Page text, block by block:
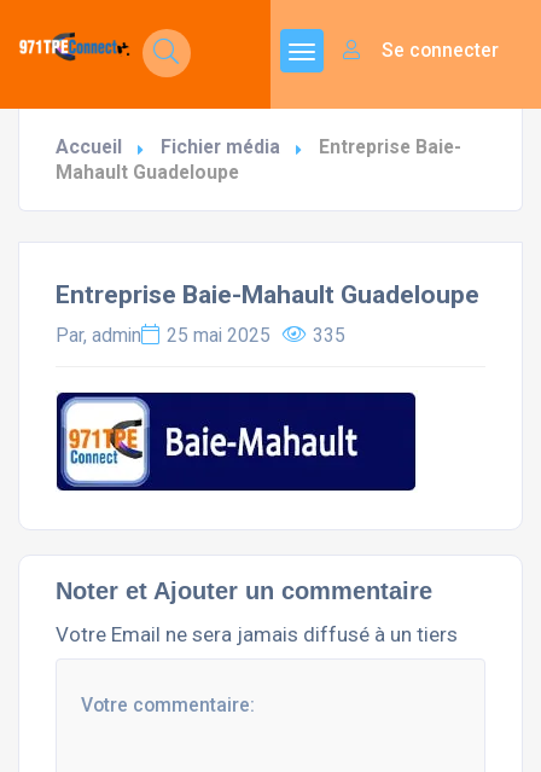
Se connecter
Accueil Fichier média
Entreprise Baie-
Mahault Guadeloupe
Entreprise Baie-Mahault Guadeloupe
Par, admin 25 mai 2025 335
Noter et Ajouter un commentaire
Votre Email ne sera jamais diffusé à un tiers